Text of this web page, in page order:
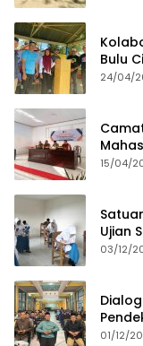
Bulu
24/04/
15/04/
Ujian
03/12/
01/12/